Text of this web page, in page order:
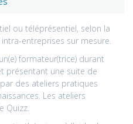
ou téléprésentiel, selon la
entreprises sur mesure.
formateur(trice) durant
présentant une suite de
des ateliers pratiques
Les ateliers
Quizz.